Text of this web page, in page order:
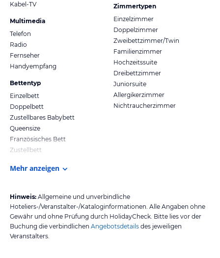
Kabel-TV
Multimedia
Telefon
Radio
Fernseher
Handyempfang
Bettentyp
Einzelbett
Doppelbett
Zustellbares Babybett
Queensize
Französisches Bett
Zustellbett
Zimmertypen
Einzelzimmer
Doppelzimmer
Zweibettzimmer/Twin
Familienzimmer
Hochzeitssuite
Dreibettzimmer
Juniorsuite
Allergikerzimmer
Nichtraucherzimmer
Mehr anzeigen
Hinweis: Allgemeine und unverbindliche
Hoteliers-/Veranstalter-/Kataloginformationen. Alle Angaben ohne
Gewähr und ohne Prüfung durch HolidayCheck. Bitte lies vor der
Buchung die verbindlichen Angebotsdetails des jeweiligen
Veranstalters.